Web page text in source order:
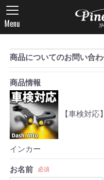
Menu
商品についてのお問い合
商品情報
【車検対応
インカー
お名前 必須